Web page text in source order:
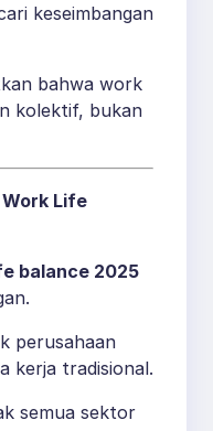
keseimbangan
bahwa work
kolektif, bukan
Life
balance 2025
perusahaan
kerja tradisional.
semua sektor